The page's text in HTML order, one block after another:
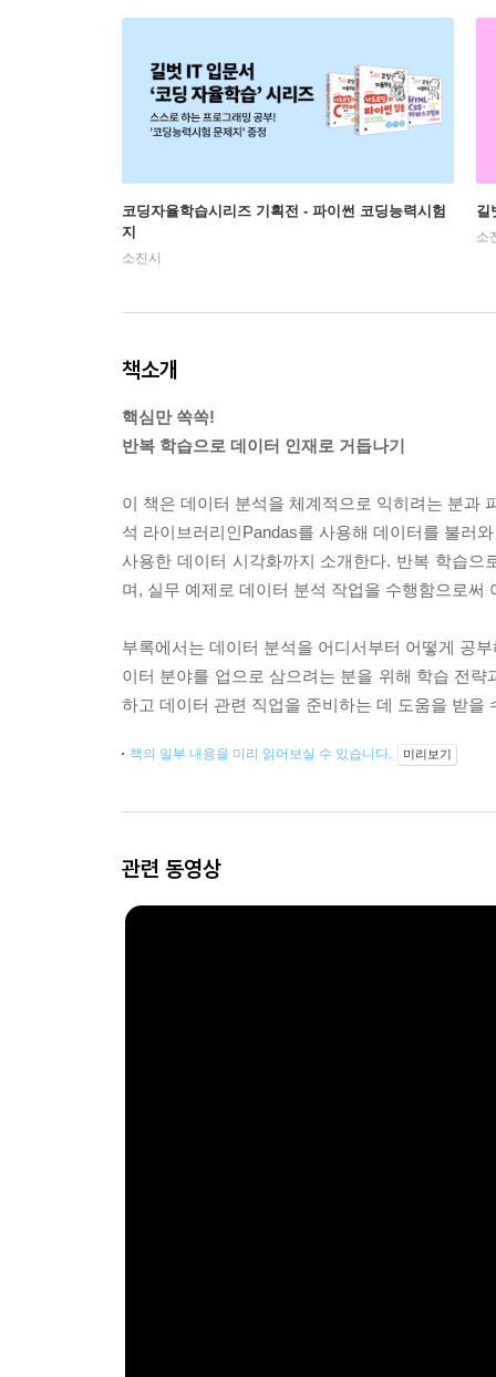
코딩자율학습시리즈 기획전 - 파이썬 코딩능력시험
지
소진시
길
소
책소개
핵심만 쏙쏙!
반복 학습으로 데이터 인재로 거듭나기
이 책은 데이터 분석을 체계적으로 익히려는 분과
석 라이브러리인Pandas를 사용해 데이터를 불러
사용한 데이터 시각화까지 소개한다. 반복 학습
며, 실무 예제로 데이터 분석 작업을 수행함으로
부록에서는 데이터 분석을 어디서부터 어떻게 공
이터 분야를 업으로 삼으려는 분을 위해 학습 전
하고 데이터 관련 직업을 준비하는 데 도움을 받을
책의 일부 내용을 미리 읽어보실 수 있습니다. 미리보기
관련 동영상